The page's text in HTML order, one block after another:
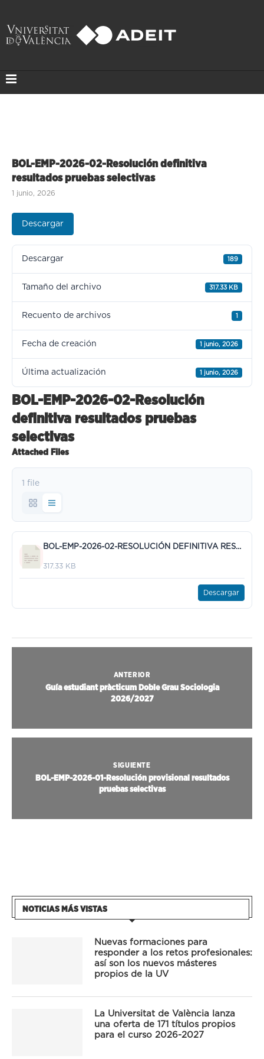
BOL-EMP-2026-02-Resolución definitiva
resultados pruebas selectivas
1 junio, 2026
Descargar
Descargar 189
Tamaño del archivo 317.33 KB
Recuento de archivos 1
Fecha de creación 1 junio, 2026
Última actualización 1 junio, 2026
BOL-EMP-2026-02-Resolución
definitiva resultados pruebas
selectivas
Attached Files
1 file
BOL-EMP-2026-02-RESOLUCIÓN DEFINITIVA RESULTADO PRUEBA TEST.pdf
317.33 KB
Descargar
ANTERIOR
Guía estudiant pràcticum Doble Grau Sociologia
2026/2027
SIGUIENTE
BOL-EMP-2026-01-Resolución provisional resultados
pruebas selectivas
NOTICIAS MÁS VISTAS
Nuevas formaciones para
responder a los retos profesionales:
así son los nuevos másteres
propios de la UV
La Universitat de València lanza
una oferta de 171 títulos propios
para el curso 2026-2027